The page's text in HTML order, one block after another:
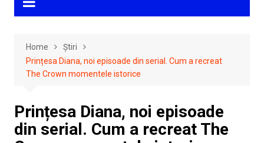
Home
Știri
Prințesa Diana, noi episoade din serial. Cum a recreat
The Crown momentele istorice
Prințesa Diana, noi episoade
din serial. Cum a recreat The